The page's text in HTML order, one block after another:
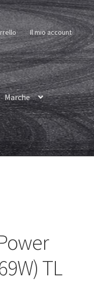
Il mio account
Marche
TL